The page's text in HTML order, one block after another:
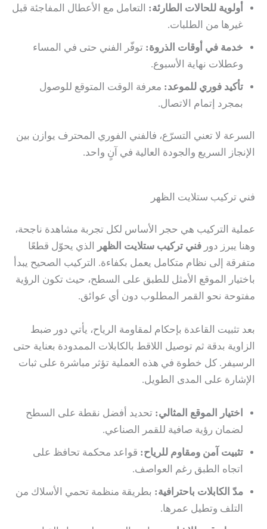
أولوية للحالات الطارئة: التعامل مع الأعطال المفاجئة قبل
غيرها من الطلبات.
خدمة في أوقات الذروة: توفّر الفني حتى في المساء
وعطلات نهاية الأسبوع.
تأكيد فوري للموعد: معرفة الوقت المتوقع للوصول
بمجرد إتمام الاتصال.
السرعة لا تعني التسرّع، فالفني الفوري المحترف يوازن بين
الإنجاز السريع والجودة العالية في آنٍ واحد.
فني تركيب ستلايت الظهر
عملية التركيب هي حجر الأساس لكل تجربة مشاهدة ناجحة،
وهنا يبرز دور فني تركيب ستلايت الظهر
الذي يحوّل قطعًا
متفرقة إلى نظام متكامل يعمل بكفاءة. التركيب الصحيح يبدأ
باختيار الموقع الأمثل للطبق على السطح، حيث تكون الرؤية
مفتوحة نحو القمر المطلوب دون أي عوائق.
بعد تثبيت القاعدة بإحكام لمقاومة الرياح، يأتي دور ضبط
الزاوية بدقة ثم توصيل اللاقط بالكابلات الممدودة بعناية حتى
الرسيفر. كل خطوة في هذه العملية تؤثر مباشرة على ثبات
الإشارة على المدى الطويل.
اختيار الموقع المثالي: تحديد أفضل نقطة على السطح
لضمان رؤية صافية للقمر الصناعي.
تثبيت آمن ومقاوم للرياح: قواعد محكمة تحافظ على
اتجاه الطبق رغم العواصف.
مدّ الكابلات باحترافية: بطريقة منظمة تحمي الأسلاك من
التلف وتطيل عمرها.